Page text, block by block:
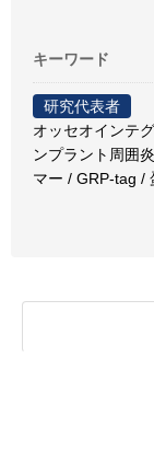
キーワード
研究代表者
オッセオインテ
ンプラント周囲
マー / GRP-tag /